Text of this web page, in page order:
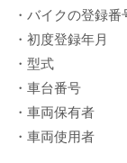
・バイクの登録番
・初度登録年月
・型式
・車台番号
・車両保有者
・車両使用者